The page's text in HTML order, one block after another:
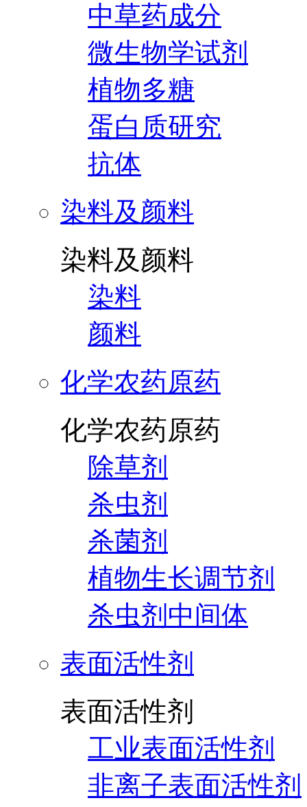
中草药成分
微生物学试剂
植物多糖
蛋白质研究
抗体
染料及颜料
染料及颜料
染料
颜料
化学农药原药
化学农药原药
除草剂
杀虫剂
杀菌剂
植物生长调节剂
杀虫剂中间体
表面活性剂
表面活性剂
工业表面活性剂
非离子表面活性剂